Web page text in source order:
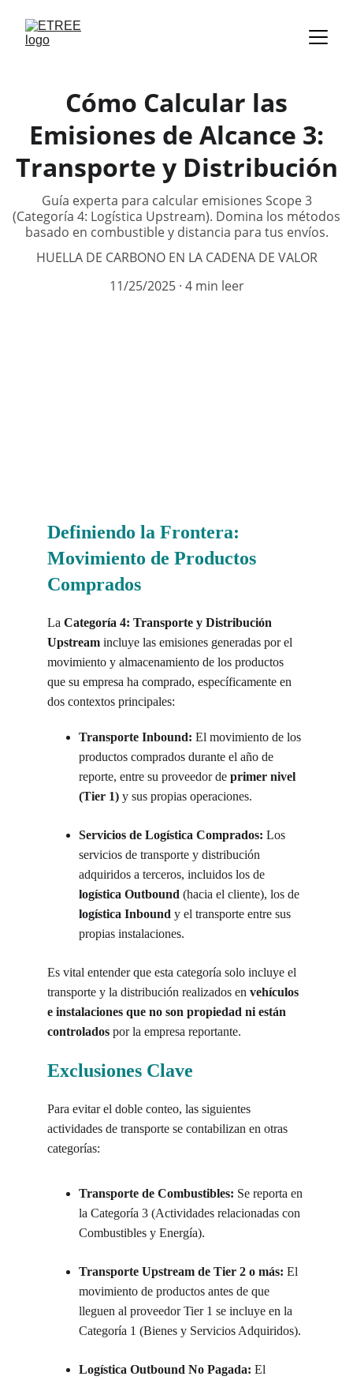
Cómo Calcular las
Emisiones de Alcance 3:
Transporte y Distribución
Guía experta para calcular emisiones Scope 3
(Categoría 4: Logística Upstream). Domina los métodos
basado en combustible y distancia para tus envíos.
HUELLA DE CARBONO EN LA CADENA DE VALOR
11/25/2025 4 min leer
Definiendo la Frontera:
Movimiento de Productos
Comprados
La Categoría 4: Transporte y Distribución
Upstream incluye las emisiones generadas por el
movimiento y almacenamiento de los productos
que su empresa ha comprado, específicamente en
dos contextos principales:
Transporte Inbound: El movimiento de los
productos comprados durante el año de
reporte, entre su proveedor de primer nivel
(Tier 1) y sus propias operaciones.
Servicios de Logística Comprados: Los
servicios de transporte y distribución
adquiridos a terceros, incluidos los de
logística Outbound (hacia el cliente), los de
logística Inbound y el transporte entre sus
propias instalaciones.
Es vital entender que esta categoría solo incluye el
transporte y la distribución realizados en vehículos
e instalaciones que no son propiedad ni están
controlados por la empresa reportante.
Exclusiones Clave
Para evitar el doble conteo, las siguientes
actividades de transporte se contabilizan en otras
categorías:
Transporte de Combustibles: Se reporta en
la Categoría 3 (Actividades relacionadas con
Combustibles y Energía).
Transporte Upstream de Tier 2 o más: El
movimiento de productos antes de que
lleguen al proveedor Tier 1 se incluye en la
Categoría 1 (Bienes y Servicios Adquiridos).
Logística Outbound No Pagada: El